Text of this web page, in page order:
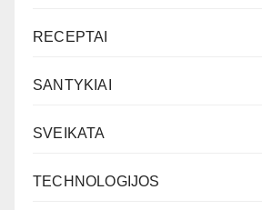
RECEPTAI
SANTYKIAI
SVEIKATA
TECHNOLOGIJOS